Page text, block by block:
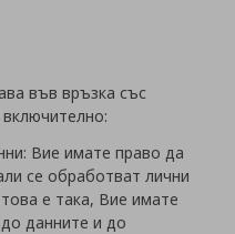
във връзка със
Вие имате право да
се обработват лични
е така, Вие имате
данните и до